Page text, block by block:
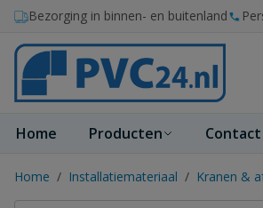
Ga naar de inhoud
Bezorging in binnen- en buitenland
Home Producten Contact
Home / Installatiemateriaal / Kranen &